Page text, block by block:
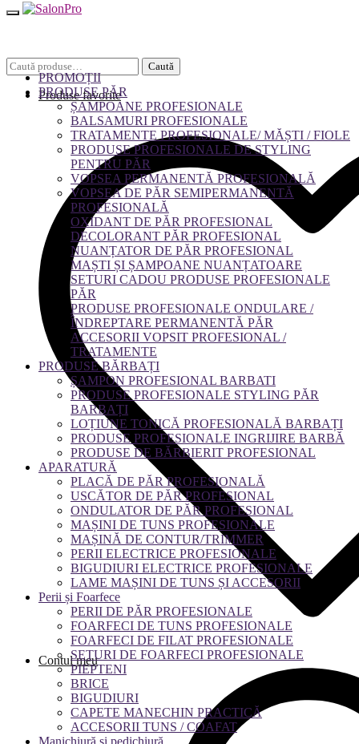
Caută
după:
Caută
Produse favorite
Contul meu
PROMOȚII
PRODUSE PĂR
ȘAMPOANE PROFESIONALE
BALSAMURI PROFESIONALE
TRATAMENTE PROFESIONALE/ MĂȘTI / FIOLE
PRODUSE PROFESIONALE DE STYLING
PENTRU PĂR
VOPSEA PERMANENTĂ PROFESIONALĂ
VOPSEA DE PĂR SEMIPERMANENTĂ
PROFESIONALĂ
OXIDANT DE PĂR PROFESIONAL
DECOLORANT PĂR PROFESIONAL
NUANȚATOR DE PĂR PROFESIONAL
MAȘTI ȘI ȘAMPOANE NUANȚATOARE
SETURI CADOU PRODUSE PROFESIONALE
PĂR
PRODUSE PROFESIONALE ONDULARE /
ÎNDREPTARE PERMANENTĂ PĂR
ACCESORII VOPSIT PROFESIONAL /
TRATAMENTE
PRODUSE BĂRBAȚI
ȘAMPON PROFESIONAL BARBATI
PRODUSE PROFESIONALE STYLING PĂR
BARBAȚI
LOȚIUNE TONICĂ PROFESIONALĂ BARBAȚI
PRODUSE PROFESIONALE INGRIJIRE BARBĂ
PRODUSE DE BĂRBIERIT PROFESIONAL
APARATURĂ
PLACĂ DE PĂR PROFESIONALĂ
USCĂTOR DE PĂR PROFESIONAL
ONDULATOR DE PĂR PROFESIONAL
MAȘINI DE TUNS PROFESIONALE
MAȘINĂ DE CONTUR/TRIMMER
PERII ELECTRICE PROFESIONALE
BIGUDIURI ELECTRICE PROFESIONALE
LAME MAȘINI DE TUNS ȘI ACCESORII
Perii și Foarfece
PERII DE PĂR PROFESIONALE
FOARFECI DE TUNS PROFESIONALE
FOARFECI DE FILAT PROFESIONALE
SETURI DE FOARFECI PROFESIONALE
PIEPTENI
BRICE
BIGUDIURI
CAPETE MANECHIN PRACTICĂ
ACCESORII TUNS / COAFAT
Manichiură și pedichiură